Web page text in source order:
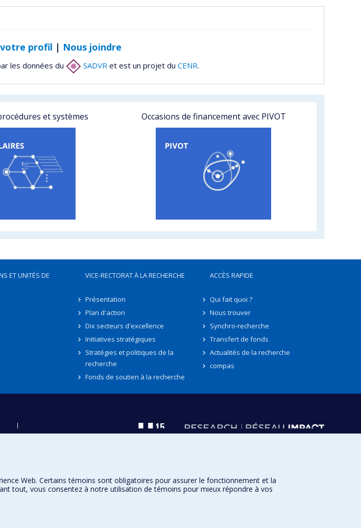
profil | Nous joindre
les données du SADVR et est un projet du CENR.
et systèmes Occasions de financement avec PIVOT
ET UNITÉS DE
VICE-RECTORAT À LA RECHERCHE
Présentation
Plan d'action
Dix secteurs d'excellence
Initiatives stratégiques
Stratégies et politiques de la
recherche
Fonds de soutien à la recherche
ACCÈS RAPIDE
Qui fait quoi ?
Nous trouver
Synchro-recherche
Transfert de fonds
Actualités de la recherche
compas
Web. Certains témoins sont obligatoires pour assurer le fonctionnement et la
tout, vous consentez à notre utilisation de témoins pour mieux répondre à vos